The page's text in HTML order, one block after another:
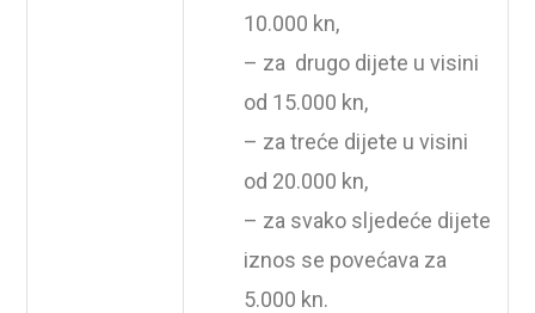
10.000 kn,
– za drugo dijete u visini
od 15.000 kn,
– za treće dijete u visini
od 20.000 kn,
– za svako sljedeće dijete
iznos se povećava za
5.000 kn.